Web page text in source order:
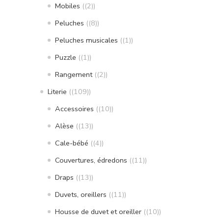
Mobiles (2)
Peluches (8)
Peluches musicales (1)
Puzzle (1)
Rangement (2)
Literie (109)
Accessoires (10)
Alèse (13)
Cale-bébé (4)
Couvertures, édredons (11)
Draps (13)
Duvets, oreillers (11)
Housse de duvet et oreiller (10)